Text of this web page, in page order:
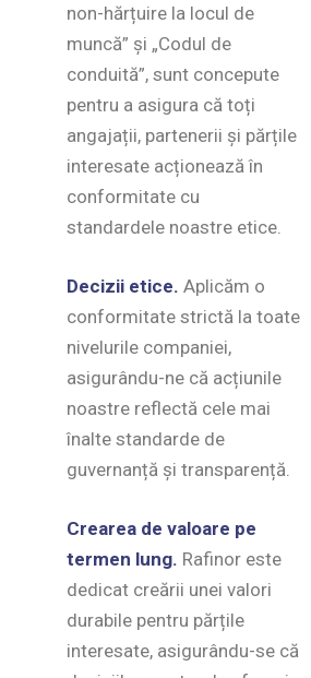
non-hărțuire la locul de
muncă” și „Codul de
conduită”, sunt concepute
pentru a asigura că toți
angajații, partenerii și părțile
interesate acționează în
conformitate cu
standardele noastre etice.
Decizii etice. Aplicăm o
conformitate strictă la toate
nivelurile companiei,
asigurându-ne că acțiunile
noastre reflectă cele mai
înalte standarde de
guvernanță și transparență.
Crearea de valoare pe
termen lung. Rafinor este
dedicat creării unei valori
durabile pentru părțile
interesate, asigurându-se că